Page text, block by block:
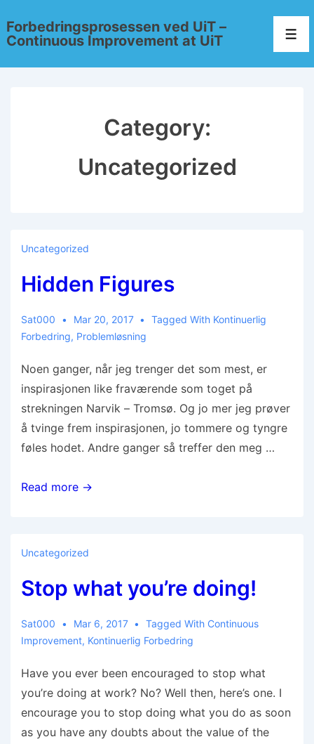
Forbedringsprosessen ved UiT –
Continuous Improvement at UiT
Category:
Uncategorized
Uncategorized
Hidden Figures
Sat000 Mar 20, 2017 Tagged With Kontinuerlig
Forbedring, Problemløsning
Noen ganger, når jeg trenger det som mest, er
inspirasjonen like fraværende som toget på
strekningen Narvik – Tromsø. Og jo mer jeg prøver
å tvinge frem inspirasjonen, jo tommere og tyngre
føles hodet. Andre ganger så treffer den meg …
Read more →
Uncategorized
Stop what you’re doing!
Sat000 Mar 6, 2017 Tagged With Continuous
Improvement, Kontinuerlig Forbedring
Have you ever been encouraged to stop what
you’re doing at work? No? Well then, here’s one. I
encourage you to stop doing what you do as soon
as you have any doubts about the value of the